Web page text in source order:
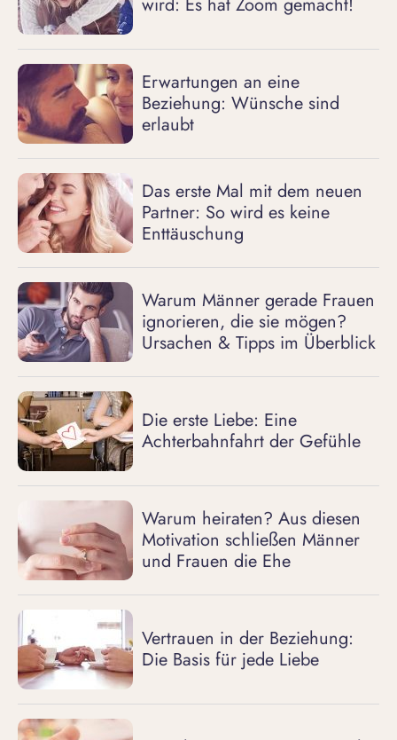
Erwartungen an eine
Beziehung: Wünsche sind
erlaubt
Das erste Mal mit dem neuen
Partner: So wird es keine
Enttäuschung
Warum Männer gerade Frauen
ignorieren, die sie mögen?
Ursachen & Tipps im Überblick
Die erste Liebe: Eine
Achterbahnfahrt der Gefühle
Warum heiraten? Aus diesen
Motivation schließen Männer
und Frauen die Ehe
Vertrauen in der Beziehung:
Die Basis für jede Liebe